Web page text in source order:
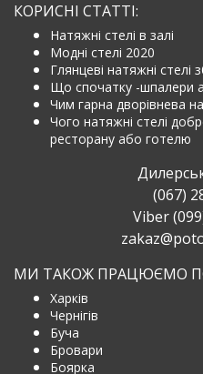
КОРИСНІ СТАТТІ:
Натяжні стелі в залі
Модні стелі 2020
Глянцеві натяжні стелі
Що спочатку -шпалери
Чим гарна дворівнева
Чого натяжні стелі
ресторану або готелю
(067)
Viber
МИ ТАКОЖ ПРАЦЮЄМО
Харків
Чернігів
Буча
Бровари
Боярка